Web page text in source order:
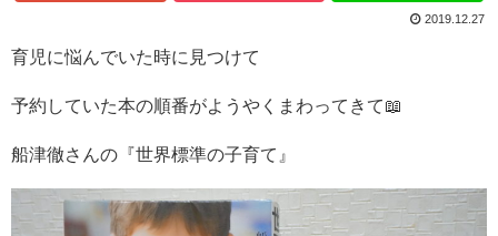
2019.12.27
育児に悩んでいた時に見つけて
予約していた本の順番がようやくまわってきて📖
船津徹さんの『世界標準の子育て』